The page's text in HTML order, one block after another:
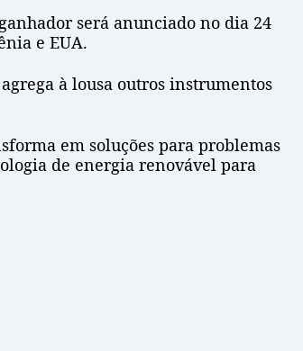
será anunciado no dia 24
e EUA.
à lousa outros instrumentos
em soluções para problemas
de energia renovável para